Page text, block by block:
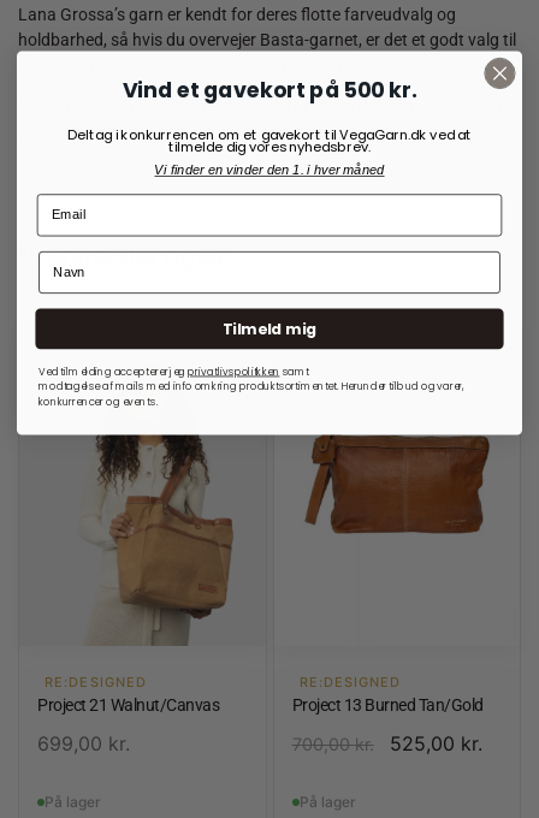
Lana Grossa’s garn er kendt for deres flotte farveudvalg og
holdbarhed, så hvis du overvejer Basta-garnet, er det et godt valg til
Skal vaskes i hånden, kan med fordel centrifugeres efter vask, så en
del af vandet bliver presset ud af projektet.
Vi anbefaler også:
RE:DESIGNED
Project 21 Walnut/Canvas
699,00 kr.
På lager
RE:DESIGNED
Project 13 Burned Tan/Gold
700,00kr. 525,00 kr.
På lager
Vind et gavekort på 500 kr.
Deltag i konkurrencen om et gavekort til VegaGarn.dk ved at
tilmelde dig vores nyhedsbrev.
Vi finder en vinder den 1. i hver måned
Tilmeld mig
Ved tilmelding accepterer jegprivatlivspolitkken samt
modtagelse af mails med info omkring produktsortimentet. Herunder tilbud og varer,
konkurrencer og events.